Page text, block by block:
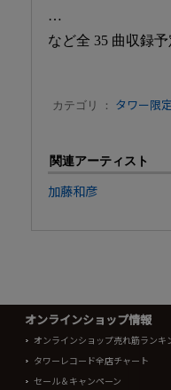
…
など全 35 曲収録予
カテゴリ ： タワー限定
関連アーティスト
加藤和彦
オンラインショップ情報
オンラインショップ売れ筋ランキ
タワーレコード全店チャート
セール＆キャンペーン